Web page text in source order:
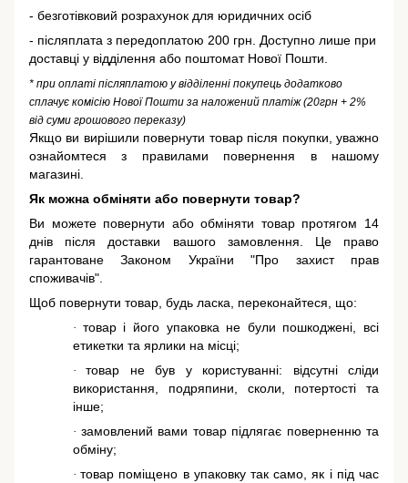
- безготівковий розрахунок для юридичних осіб
- післяплата з передоплатою 200 грн. Доступно лише при
доставці у відділення або поштомат Нової Пошти.
* при оплаті післяплатою у відділенні покупець додатково
сплачує комісію Нової Пошти за наложений платіж (20грн + 2%
від суми грошового переказу)
Якщо ви вирішили повернути товар після покупки, уважно
ознайомтеся з правилами повернення в нашому
магазині.
Як можна обміняти або повернути товар?
Ви можете повернути або обміняти товар протягом 14
днів після доставки вашого замовлення. Це право
гарантованеЗаконом України "Про захист прав
споживачів".
Щоб повернути товар, будь ласка, переконайтеся, що:
· товар і його упаковка не були пошкоджені, всі
етикетки та ярлики на місці;
·товар не був у користуванні: відсутні сліди
використання, подряпини, сколи, потертості та
інше;
· замовлений вами товар підлягає поверненню та
обміну;
·товар поміщено в упаковку так само, як і під час